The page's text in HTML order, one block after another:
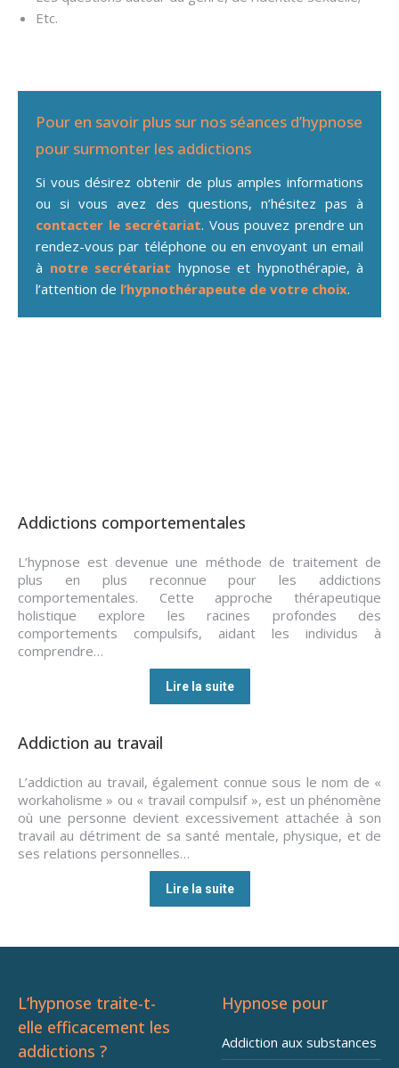
Etc.
Pour en savoir plus sur nos séances d’hypnose
pour surmonter les addictions
Si vous désirez obtenir de plus amples informations
ou si vous avez des questions, n’hésitez pas à
contacter le secrétariat. Vous pouvez prendre un
rendez-vous par téléphone ou en envoyant un email
à notre secrétariat hypnose et hypnothérapie, à
l’attention de l’hypnothérapeute de votre choix.
Addictions comportementales
L’hypnose est devenue une méthode de traitement de
plus en plus reconnue pour les addictions
comportementales. Cette approche thérapeutique
holistique explore les racines profondes des
comportements compulsifs, aidant les individus à
comprendre…
Lire la suite
Addiction au travail
L’addiction au travail, également connue sous le nom de «
workaholisme » ou « travail compulsif », est un phénomène
où une personne devient excessivement attachée à son
travail au détriment de sa santé mentale, physique, et de
ses relations personnelles…
Lire la suite
L’hypnose traite-t-
elle efficacement les
addictions ?
Hypnose pour
Addiction aux substances